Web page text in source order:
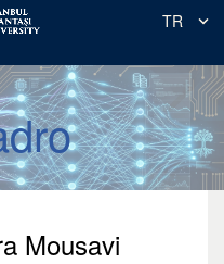
TR
Mousavi